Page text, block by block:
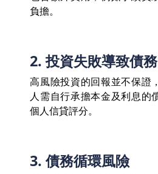
負擔。
2. 投資失敗導致債
高風險投資的回報並不保證
人需自行承擔本金及利息的
個人信貸評分。
3. 債務循環風險